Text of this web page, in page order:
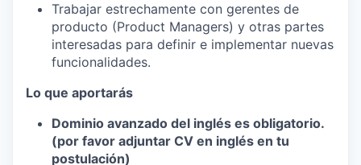
Trabajar estrechamente con gerentes de
producto (Product Managers) y otras partes
interesadas para definir e implementar nuevas
funcionalidades.
Lo que aportarás
Dominio avanzado del inglés es obligatorio.
(por favor adjuntar CV en inglés en tu
postulación)